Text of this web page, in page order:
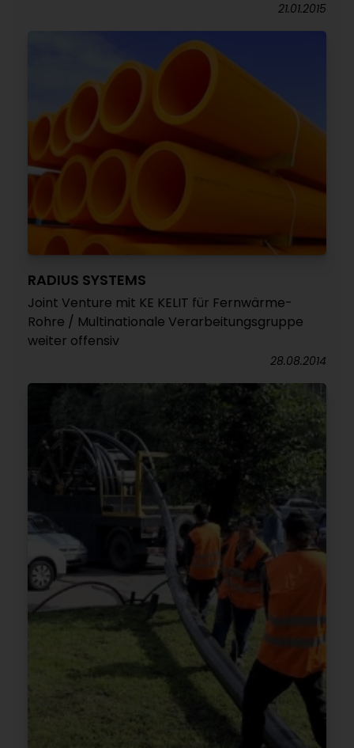
21.01.2015
RADIUS SYSTEMS
Joint Venture mit KE KELIT für Fernwärme-
Rohre / Multinationale Verarbeitungsgruppe
weiter offensiv
28.08.2014